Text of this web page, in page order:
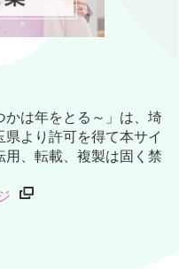
かは年をとる～」は、埼
より許可を得て本サイ
用、転載、複製は固く禁